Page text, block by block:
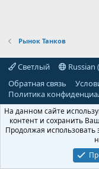
Рынок Танков
Светлый
Russian
Обратная связь
Политика
На данном сайте
контент и сохранить
Продолжая использовать